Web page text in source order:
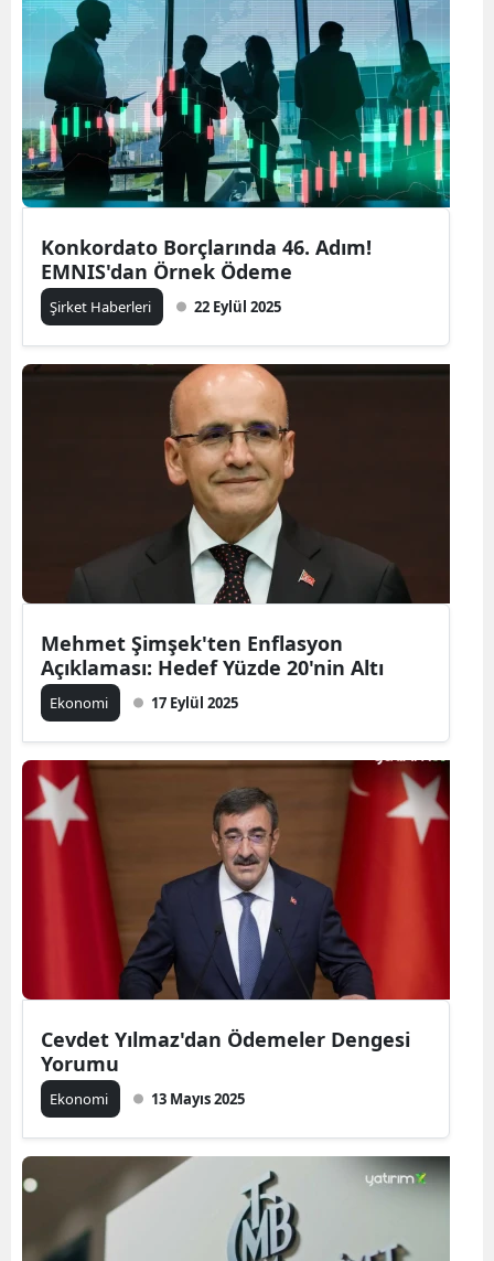
Konkordato Borçlarında 46. Adım!
EMNIS'dan Örnek Ödeme
Şirket Haberleri 22 Eylül 2025
Mehmet Şimşek'ten Enflasyon
Açıklaması: Hedef Yüzde 20'nin Altı
Ekonomi 17 Eylül 2025
Cevdet Yılmaz'dan Ödemeler Dengesi
Yorumu
Ekonomi 13 Mayıs 2025